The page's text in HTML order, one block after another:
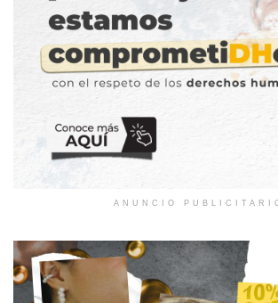
ANUNCIO